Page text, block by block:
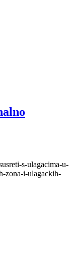
s-ulagacima-u-
zona-i-ulagackih-